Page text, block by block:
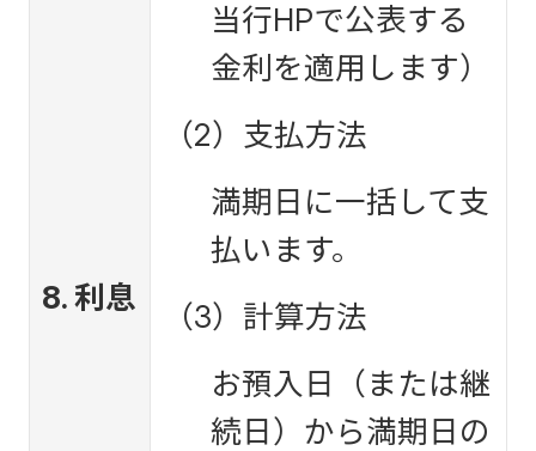
8. 利息
当行HPで公表する
金利を適用します）
（2）支払方法
満期日に一括して支
払います。
（3）計算方法
お預入日（または継
続日）から満期日の